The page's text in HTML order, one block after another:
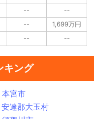
--
--
--
1,699万円
-- --
キング
本宮市
安達郡大玉村